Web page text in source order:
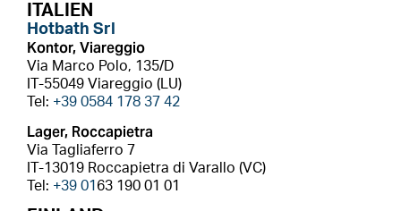
ITALIEN
Hotbath Srl
Kontor, Viareggio
Via Marco Polo, 135/D
IT-55049 Viareggio (LU)
Tel: +39 0584 178 37 42
Lager, Roccapietra
Via Tagliaferro 7
IT-13019 Roccapietra di Varallo (VC)
Tel: +39 01 63 190 01 01